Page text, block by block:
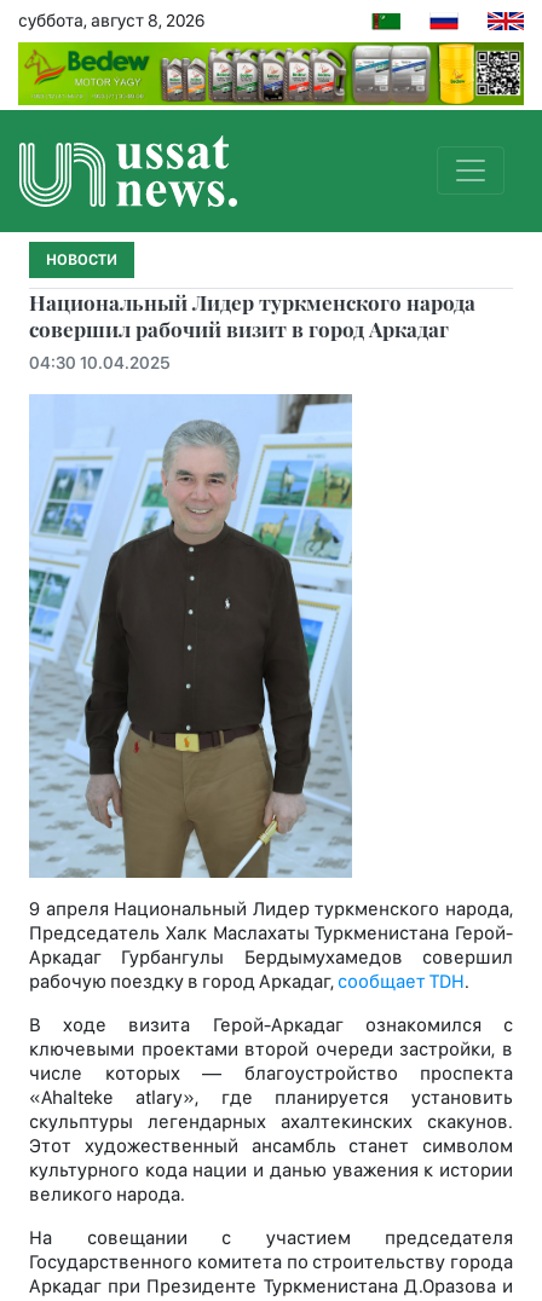
суббота, август 8, 2026
НОВОСТИ
Национальный Лидер туркменского народа
совершил рабочий визит в город Аркадаг
04:30 10.04.2025
9 апреля Национальный Лидер туркменского народа,
Председатель Халк Маслахаты Туркменистана Герой-
Аркадаг Гурбангулы Бердымухамедов совершил
рабочую поездку в город Аркадаг, сообщает TDH.
В ходе визита Герой-Аркадаг ознакомился с
ключевыми проектами второй очереди застройки, в
числе которых — благоустройство проспекта
«Ahalteke atlary», где планируется установить
скульптуры легендарных ахалтекинских скакунов.
Этот художественный ансамбль станет символом
культурного кода нации и данью уважения к истории
великого народа.
На совещании с участием председателя
Государственного комитета по строительству города
Аркадаг при Президенте Туркменистана Д.Оразова и